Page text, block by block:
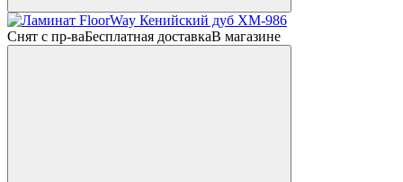
Снят с пр-ваБесплатная доставкаВ магазине